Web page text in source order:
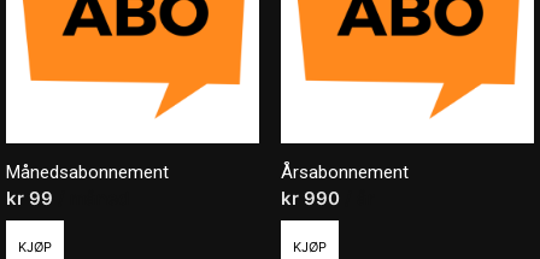
Månedsabonnement
kr 99
KJØP
Årsabonnement
kr990
KJØP